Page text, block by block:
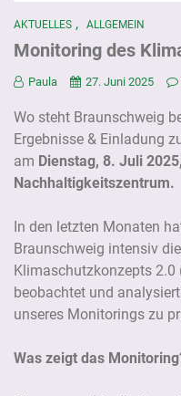
AKTUELLES , ALLGEMEIN
Monitoring des
Paula 27. Juni 2025
Wo steht Braunschweig
Ergebnisse & Einladung
am Dienstag, 8. Juli
Nachhaltigkeitszentrum.
In den letzten Monaten
Braunschweig intensiv
Klimaschutzkonzepts 2.0
beobachtet und
unseres Monitorings zu
Was zeigt das